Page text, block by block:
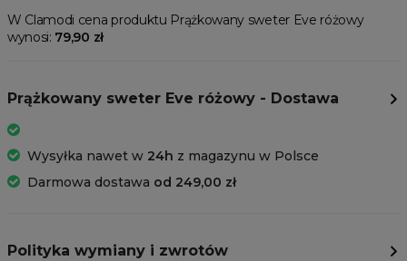
W Clamodi cena produktu Prążkowany sweter Eve różowy
wynosi: 79,90 zł
Prążkowany sweter Eve różowy - Dostawa
Wysyłka nawet w 24h z magazynu w Polsce
Darmowa dostawa od 249,00 zł
Polityka wymiany i zwrotów